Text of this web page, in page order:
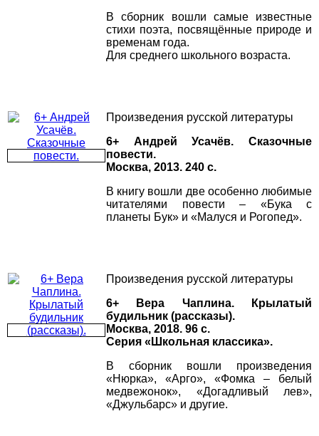
В сборник вошли самые известные
стихи поэта, посвящённые природе и
временам года.
Для среднего школьного возраста.
Произведения русской литературы
6+ Андрей Усачёв. Сказочные
повести.
Москва, 2013. 240 с.
В книгу вошли две особенно любимые
читателями повести – «Бука с
планеты Бук» и «Малуся и Рогопед».
Произведения русской литературы
6+ Вера Чаплина. Крылатый
будильник (рассказы).
Москва, 2018. 96 с.
Серия «Школьная классика».
В сборник вошли произведения
«Нюрка», «Арго», «Фомка – белый
медвежонок», «Догадливый лев»,
«Джульбарс» и другие.